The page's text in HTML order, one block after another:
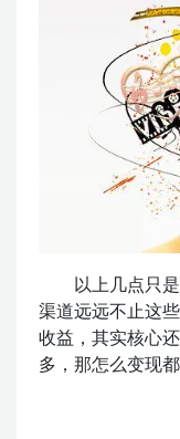
以上几点只是
渠道远远不止这
收益，其实核心
多，那怎么变现都